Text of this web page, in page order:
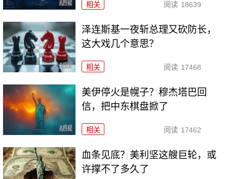
相关 阅读 18639
泽连斯基一夜斩总理又砍防长，
这大戏几个意思？
相关 阅读 17468
美伊停火是幌子？穆杰塔巴回
信，把中东棋盘掀了
相关 阅读 17462
血条见底？美利坚这艘巨轮，或
许撑不了多久了